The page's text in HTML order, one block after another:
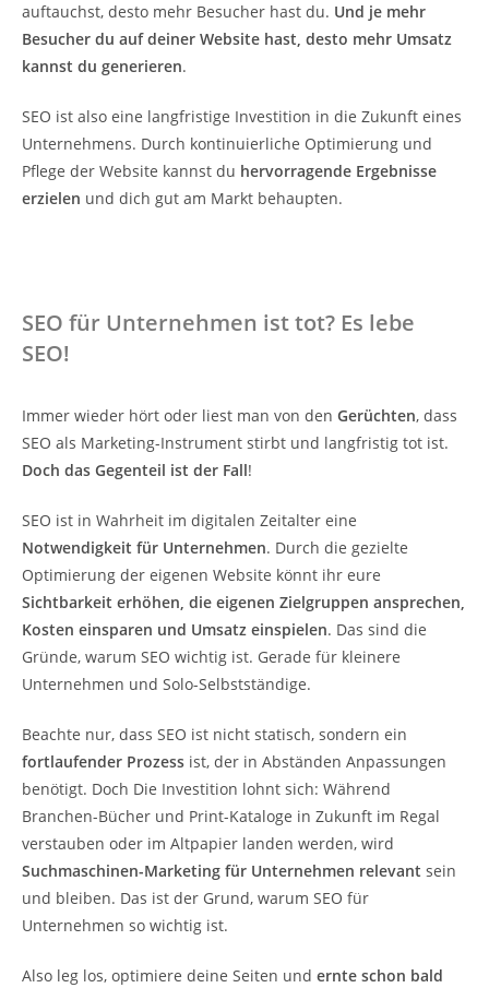
auftauchst, desto mehr Besucher hast du. Und je mehr
Besucher du auf deiner Website hast, desto mehr Umsatz
kannst du generieren.
SEO ist also eine langfristige Investition in die Zukunft eines
Unternehmens. Durch kontinuierliche Optimierung und
Pflege der Website kannst du hervorragende Ergebnisse
erzielen und dich gut am Markt behaupten.
SEO für Unternehmen ist tot? Es lebe
SEO!
Immer wieder hört oder liest man von den Gerüchten, dass
SEO als Marketing-Instrument stirbt und langfristig tot ist.
Doch das Gegenteil ist der Fall!
SEO ist in Wahrheit im digitalen Zeitalter eine
Notwendigkeit für Unternehmen. Durch die gezielte
Optimierung der eigenen Website könnt ihr eure
Sichtbarkeit erhöhen, die eigenen Zielgruppen ansprechen,
Kosten einsparen und Umsatz einspielen. Das sind die
Gründe, warum SEO wichtig ist. Gerade für kleinere
Unternehmen und Solo-Selbstständige.
Beachte nur, dass SEO ist nicht statisch, sondern ein
fortlaufender Prozess ist, der in Abständen Anpassungen
benötigt. Doch Die Investition lohnt sich: Während
Branchen-Bücher und Print-Kataloge in Zukunft im Regal
verstauben oder im Altpapier landen werden, wird
Suchmaschinen-Marketing für Unternehmen relevant sein
und bleiben. Das ist der Grund, warum SEO für
Unternehmen so wichtig ist.
Also leg los, optimiere deine Seiten und ernte schon bald